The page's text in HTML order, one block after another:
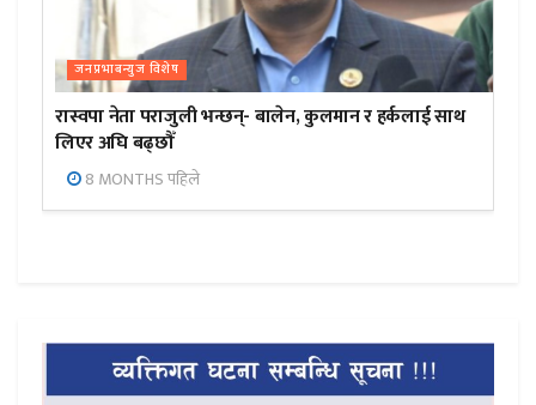
जनप्रभाबन्युज विशेष
रास्वपा नेता पराजुली भन्छन्- बालेन, कुलमान र हर्कलाई साथ
लिएर अघि बढ्छौँ
8 MONTHS पहिले